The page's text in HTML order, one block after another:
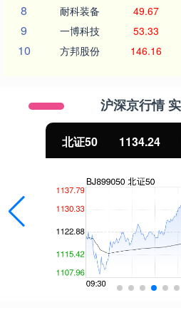
8 耐科装备 49.67
9 一博科技 53.33
10 方邦股份 146.16
沪深京行情
北证50 1134.24